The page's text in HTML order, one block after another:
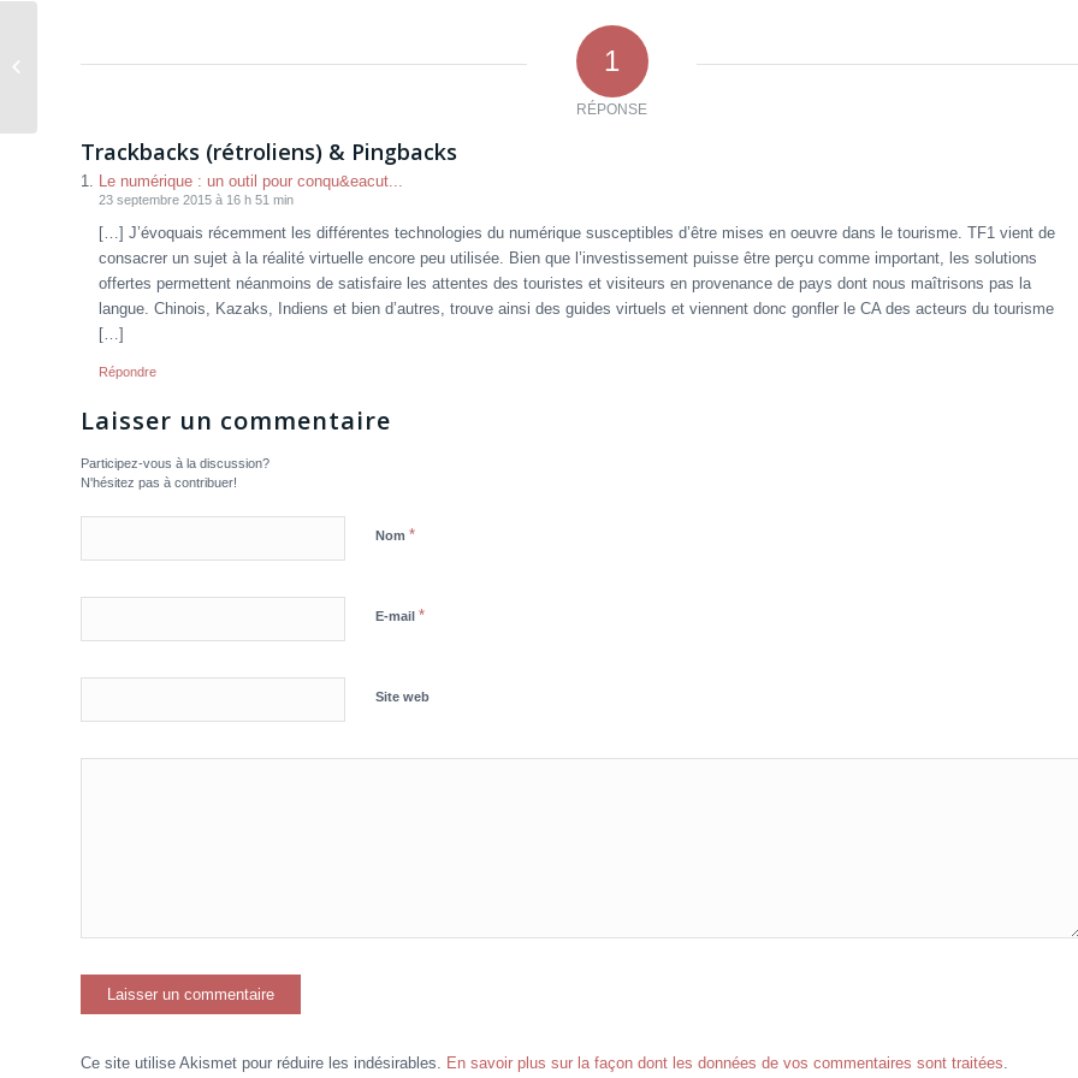
1
RÉPONSE
Trackbacks (rétroliens) & Pingbacks
Le numérique : un outil pour conqu&eacut...
23 septembre 2015 à 16 h 51 min
[…] J’évoquais récemment les différentes technologies du numérique susceptibles d’être mises en oeuvre dans le tourisme. TF1 vient de
consacrer un sujet à la réalité virtuelle encore peu utilisée. Bien que l’investissement puisse être perçu comme important, les solutions
offertes permettent néanmoins de satisfaire les attentes des touristes et visiteurs en provenance de pays dont nous maîtrisons pas la
langue. Chinois, Kazaks, Indiens et bien d’autres, trouve ainsi des guides virtuels et viennent donc gonfler le CA des acteurs du tourisme
[…]
Répondre
Laisser un commentaire
Participez-vous à la discussion?
N'hésitez pas à contribuer!
Nom *
E-mail *
Site web
Ce site utilise Akismet pour réduire les indésirables. En savoir plus sur la façon dont les données de vos commentaires sont traitées.